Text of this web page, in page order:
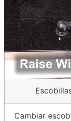
Cambiar